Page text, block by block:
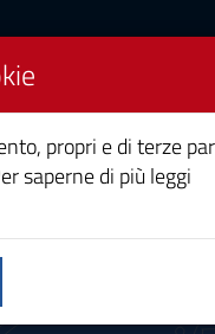
propri e di terze
saperne di più leggi